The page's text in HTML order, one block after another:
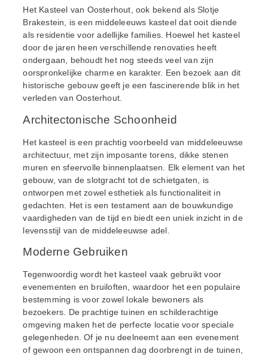
Het Kasteel van Oosterhout, ook bekend als Slotje
Brakestein, is een middeleeuws kasteel dat ooit diende
als residentie voor adellijke families. Hoewel het kasteel
door de jaren heen verschillende renovaties heeft
ondergaan, behoudt het nog steeds veel van zijn
oorspronkelijke charme en karakter. Een bezoek aan dit
historische gebouw geeft je een fascinerende blik in het
verleden van Oosterhout.
Architectonische Schoonheid
Het kasteel is een prachtig voorbeeld van middeleeuwse
architectuur, met zijn imposante torens, dikke stenen
muren en sfeervolle binnenplaatsen. Elk element van het
gebouw, van de slotgracht tot de schietgaten, is
ontworpen met zowel esthetiek als functionaliteit in
gedachten. Het is een testament aan de bouwkundige
vaardigheden van de tijd en biedt een uniek inzicht in de
levensstijl van de middeleeuwse adel.
Moderne Gebruiken
Tegenwoordig wordt het kasteel vaak gebruikt voor
evenementen en bruiloften, waardoor het een populaire
bestemming is voor zowel lokale bewoners als
bezoekers. De prachtige tuinen en schilderachtige
omgeving maken het de perfecte locatie voor speciale
gelegenheden. Of je nu deelneemt aan een evenement
of gewoon een ontspannen dag doorbrengt in de tuinen,